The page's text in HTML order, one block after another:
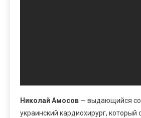
Николай Амосов — выдающийся
украинский кардиохирург, который